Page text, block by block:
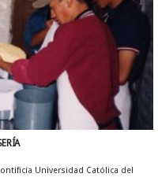
Universidad Católica del